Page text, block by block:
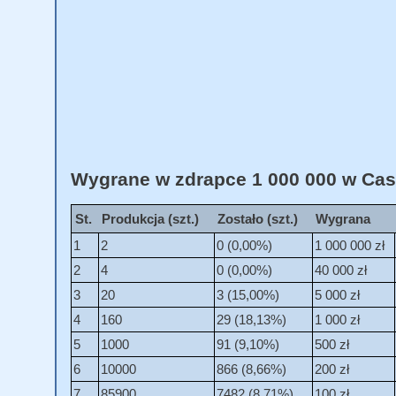
Wygrane w zdrapce 1 000 000 w
St. Produkcja (szt.) Zostało (szt.)
Wygrana
1
2 0 (0,00%)
1 000 000 zł
2
4 0 (0,00%)
40 000 zł
3
20 3 (15,00%)
5 000 zł
4
160 29 (18,13%)
1 000 zł
5
1000 91 (9,10%)
500 zł
6
10000 866 (8,66%)
200 zł